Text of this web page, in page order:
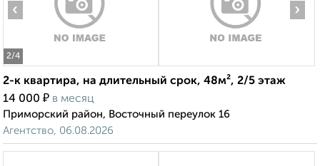
2/4
‹ ›
2-к квартира, на длительный срок, 48м², 2/5 этаж
14 000 ₽ в месяц
Приморский район, Восточный переулок 16
Агентство, 06.08.2026